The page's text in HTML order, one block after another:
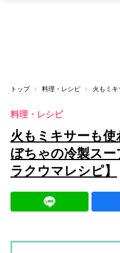
トップ 料理・レシピ
料理・レシピ
火もミキサーも
ぼちゃの冷製ス
ラクウマレシピ】